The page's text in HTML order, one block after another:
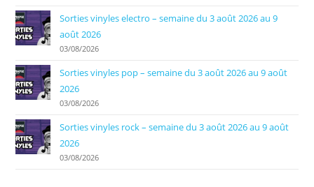
Sorties vinyles electro – semaine du 3 août 2026 au 9
août 2026
03/08/2026
Sorties vinyles pop – semaine du 3 août 2026 au 9 août
2026
03/08/2026
Sorties vinyles rock – semaine du 3 août 2026 au 9 août
2026
03/08/2026